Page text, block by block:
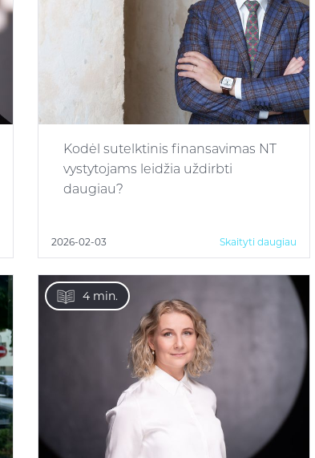
Kodėl sutelktinis finansavimas NT
vystytojams leidžia uždirbti
daugiau?
2026-02-03 Skaityti daugiau
4 min.